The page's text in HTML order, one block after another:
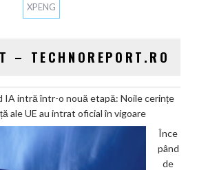
XPENG
– TECHNOREPORT.RO
IA intră într-o nouă etapă: Noile cerințe
ale UE au intrat oficial în vigoare
Înce
pând
de